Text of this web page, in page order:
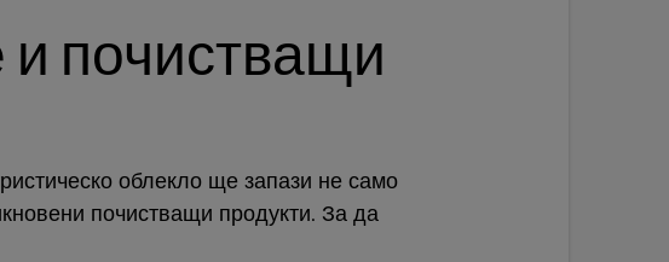
и почистващи
облекло ще запази не само
почистващи продукти. За да